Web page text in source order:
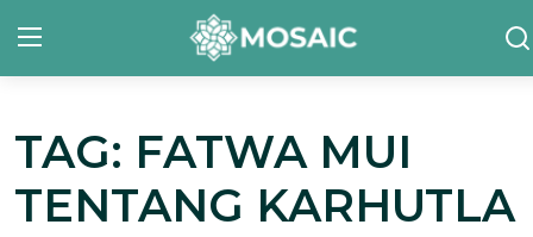
Contact
Tentang Kami
TAG: FATWA MUI
TENTANG KARHUTLA